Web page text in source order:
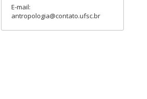
E-mail:
antropologia@contato.ufsc.br